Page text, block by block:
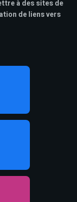
à des sites de
de liens vers